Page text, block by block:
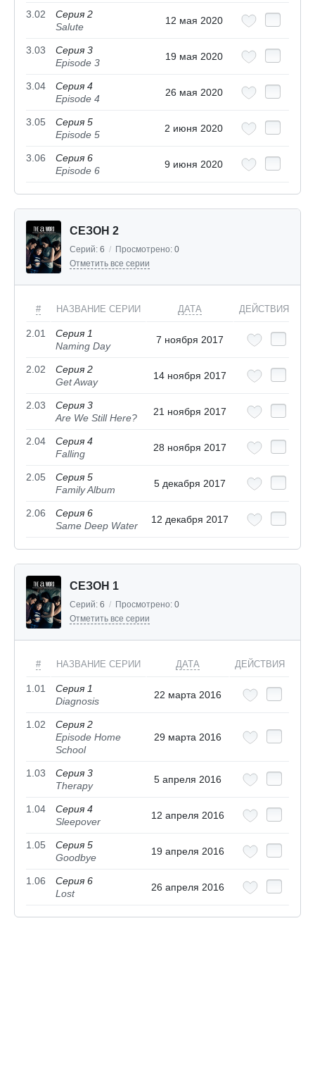
3.02
Серия 2
Salute
12 мая 2020
3.03
Серия 3
Episode 3
19 мая 2020
3.04
Серия 4
Episode 4
26 мая 2020
3.05
Серия 5
Episode 5
2 июня 2020
3.06
Серия 6
Episode 6
9 июня 2020
СЕЗОН 2
Серий: 6 / Просмотрено: 0
Отметить все серии
# НАЗВАНИЕ СЕРИИ ДАТА ДЕЙСТВИЯ
2.01
Серия 1
Naming Day
7 ноября 2017
2.02
Серия 2
Get Away
14 ноября 2017
2.03
Серия 3
Are We Still Here?
21 ноября 2017
2.04
Серия 4
Falling
28 ноября 2017
2.05
Серия 5
Family Album
5 декабря 2017
2.06
Серия 6
Same Deep Water
12 декабря 2017
СЕЗОН 1
Серий: 6 / Просмотрено: 0
Отметить все серии
# НАЗВАНИЕ СЕРИИ ДАТА ДЕЙСТВИЯ
1.01
Серия 1
Diagnosis
22 марта 2016
1.02
Серия 2
Episode Home
School
29 марта 2016
1.03
Серия 3
Therapy
5 апреля 2016
1.04
Серия 4
Sleepover
12 апреля 2016
1.05
Серия 5
Goodbye
19 апреля 2016
1.06
Серия 6
Lost
26 апреля 2016